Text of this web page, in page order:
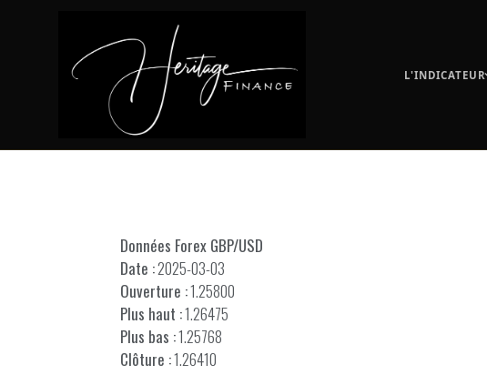
L'INDICATEUR
Données Forex GBP/USD
Date :2025-03-03
Ouverture :1.25800
Plus haut :1.26475
Plus bas :1.25768
Clôture :1.26410